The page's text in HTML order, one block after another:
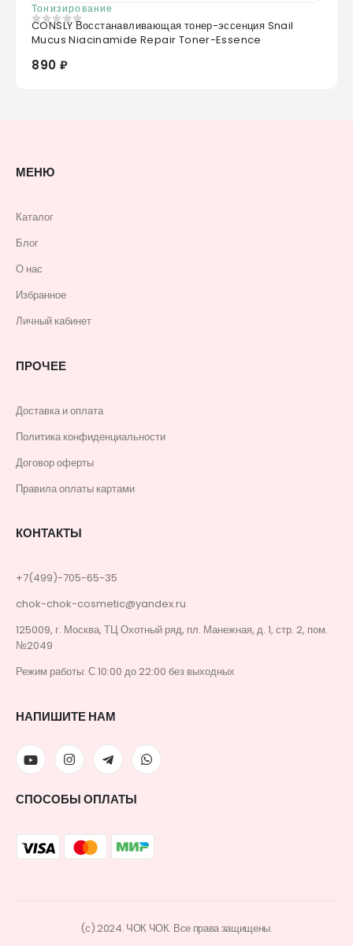
Тонизирование
0из 5
CONSLY Восстанавливающая тонер-эссенция Snail
Mucus Niacinamide Repair Toner-Essence
890 ₽
МЕНЮ
Каталог
Блог
О нас
Избранное
Личный кабинет
ПРОЧЕЕ
Доставка и оплата
Политика конфиденциальности
Договор оферты
Правила оплаты картами
КОНТАКТЫ
+7(499)-705-65-35
chok-chok-cosmetic@yandex.ru
125009, г. Москва, ТЦ Охотный ряд, пл. Манежная, д. 1, стр. 2, пом.
№2049
Режим работы: С 10:00 до 22:00 без выходных
НАПИШИТЕ НАМ
СПОСОБЫ ОПЛАТЫ
(с) 2024. ЧОК ЧОК. Все права защищены.